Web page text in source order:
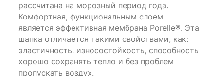
рассчитана на морозный период года.
Комфортная, функциональным слоем
является эффективная мембрана Porelle®. Эта
шапка отличается такими свойствами, как:
эластичность, износостойкость, способность
хорошо сохранять тепло и без проблем
пропускать воздух.